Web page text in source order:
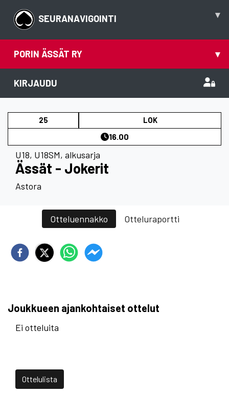
SEURANAVIGOINTI ▾
PORIN ÄSSÄT RY ▾
KIRJAUDU
25 LOK
16.00
U18, U18SM, alkusarja
Ässät - Jokerit
Astora
Otteluennakko Otteluraportti
Joukkueen ajankohtaiset ottelut
Ei otteluita
Ottelulista